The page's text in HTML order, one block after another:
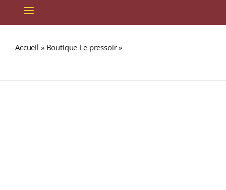
Toggle
Navigation
SPIRITUEUX
Accueil » Boutique Le pressoir»